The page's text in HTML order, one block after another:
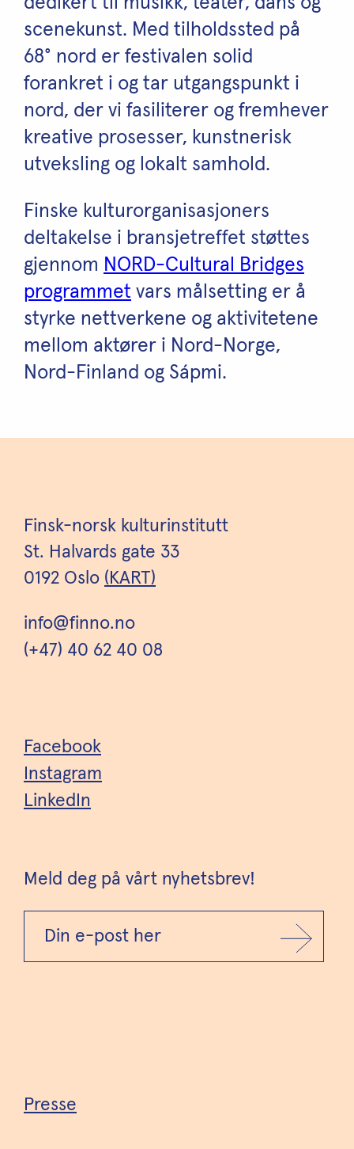
scenekunst. Med tilholdssted på
68° nord er festivalen solid
forankret i og tar utgangspunkt i
nord, der vi fasiliterer og fremhever
kreative prosesser, kunstnerisk
utveksling og lokalt samhold.
Finske kulturorganisasjoners
deltakelse i bransjetreffet støttes
gjennom NORD-Cultural Bridges
programmet vars målsetting er å
styrke nettverkene og aktivitetene
mellom aktører i Nord-Norge,
Nord-Finland og Sápmi.
Finsk-norsk kulturinstitutt
St. Halvards gate 33
0192 Oslo (KART)
info@finno.no
(+47) 40 62 40 08
Facebook
Instagram
LinkedIn
Meld deg på vårt nyhetsbrev!
Presse